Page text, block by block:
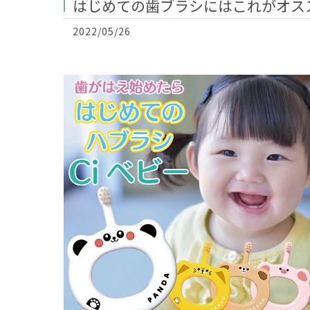
はじめての歯ブラシにはこれがオ
2022/05/26